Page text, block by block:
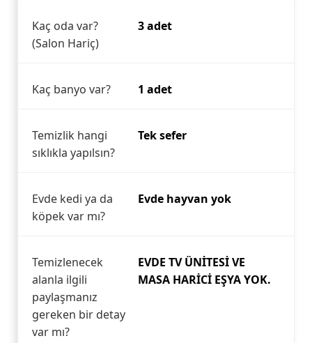
Kaç oda var?
(Salon Hariç)
3 adet
Kaç banyo var? 1 adet
Temizlik hangi
sıklıkla yapılsın?
Tek sefer
Evde kedi ya da
köpek var mı?
Evde hayvan yok
Temizlenecek
alanla ilgili
paylaşmanız
gereken bir detay
var mı?
EVDE TV ÜNİTESİ VE
MASA HARİCİ EŞYA YOK.